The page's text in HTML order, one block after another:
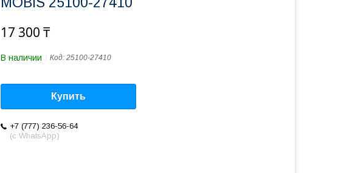
17 300 ₸
В наличии Код: 25100-27410
Купить
+7 (777) 236-56-64
(с WhatsApp)